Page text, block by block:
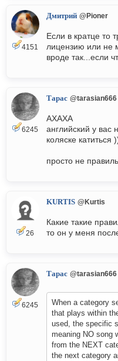
4151
Дмитрий @Pioner
Если в кратце то
лицензию или не
вроде так...если
6245
Тарас @tarasian666
АХАХА
английский у вас
коляске катиться
просто не
26
KURTIS @Kurtis
Какие такие
то он у меня
6245
Тарас @tarasian666
When a category
that plays within
used, the specific
meaning NO song
from the NEXT
the next category